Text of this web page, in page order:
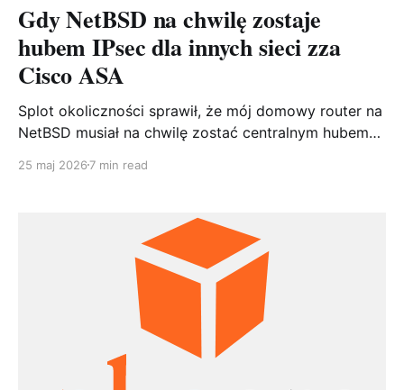
Gdy NetBSD na chwilę zostaje
hubem IPsec dla innych sieci zza
Cisco ASA
Splot okoliczności sprawił, że mój domowy router na
NetBSD musiał na chwilę zostać centralnym hubem
Bez sięgania po wysłużonego racoona, za to ze
stronach i pułapki, które mnie po drodze ugryzły.
25 maj 2026 7 min read